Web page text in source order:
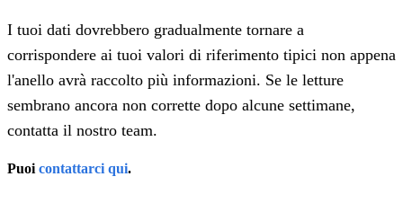
I tuoi dati dovrebbero gradualmente tornare a
corrispondere ai tuoi valori di riferimento tipici non appena
l'anello avrà raccolto più informazioni. Se le letture
sembrano ancora non corrette dopo alcune settimane,
contatta il nostro team.
Puoi contattarci qui.